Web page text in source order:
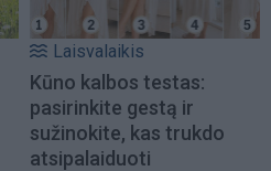
Laisvalaikis
Kūno kalbos testas:
pasirinkite gestą ir
sužinokite, kas trukdo
atsipalaiduoti